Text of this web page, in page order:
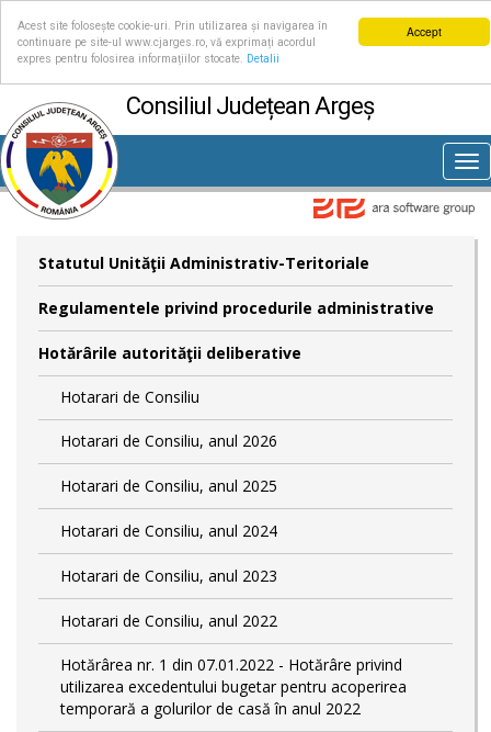
Accept
Acest site folosește cookie-uri. Prin utilizarea și navigarea în
continuare pe site-ul www.cjarges.ro, vă exprimați acordul
expres pentru folosirea informațiilor stocate.
Detalii
Consiliul Județean Argeș
Statutul Unităţii Administrativ-Teritoriale
Regulamentele privind procedurile administrative
Hotărârile autorităţii deliberative
Hotarari de Consiliu
Hotarari de Consiliu, anul 2026
Hotarari de Consiliu, anul 2025
Hotarari de Consiliu, anul 2024
Hotarari de Consiliu, anul 2023
Hotarari de Consiliu, anul 2022
Hotărârea nr. 1 din 07.01.2022 - Hotărâre privind
utilizarea excedentului bugetar pentru acoperirea
temporară a golurilor de casă în anul 2022